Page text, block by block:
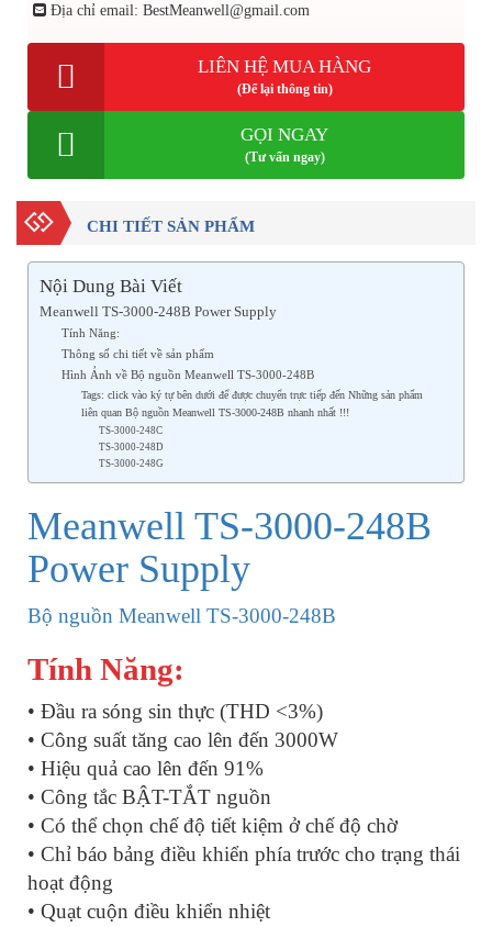
Địa chỉ email: BestMeanwell@gmail.com
LIÊN HỆ MUA HÀNG
(Để lại thông tin)
GỌI NGAY
(Tư vấn ngay)
CHI TIẾT SẢN PHẨM
Nội Dung Bài Viết
Meanwell TS-3000-248B Power Supply
Tính Năng:
Thông số chi tiết về sản phẩm
Hình Ảnh về Bộ nguồn Meanwell TS-3000-248B
Tags: click vào ký tự bên dưới để được chuyển trực tiếp đến Những sản phẩm
liên quan Bộ nguồn Meanwell TS-3000-248B nhanh nhất !!!
TS-3000-248C
TS-3000-248D
TS-3000-248G
Meanwell TS-3000-248B
Power Supply
Bộ nguồn Meanwell TS-3000-248B
Tính Năng:
• Đầu ra sóng sin thực (THD <3%)
• Công suất tăng cao lên đến 3000W
• Hiệu quả cao lên đến 91%
• Công tắc BẬT-TẮT nguồn
• Có thể chọn chế độ tiết kiệm ở chế độ chờ
• Chỉ báo bảng điều khiển phía trước cho trạng thái
hoạt động
• Quạt cuộn điều khiển nhiệt